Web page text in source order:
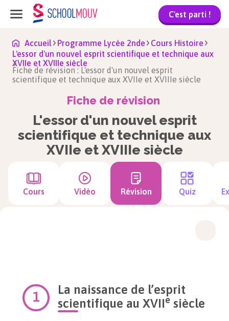
C'est parti !
Accueil Programme Lycée 2nde
Cours Histoire
L'essor d'un nouvel esprit scientifique et technique aux
XVIIe et XVIIIe siècle
Fiche de révision : L'essor d'un nouvel esprit
scientifique et technique aux XVIIe et XVIIIe siècle
Fiche de révision
L'essor d'un nouvel esprit
scientifique et technique aux
XVIIe et XVIIIe siècle
Cours Vidéo Révision Quiz
La naissance de l’esprit
scientifique au XVIIe siècle